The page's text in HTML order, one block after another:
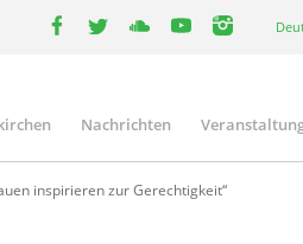
Nachrichten
inspirieren zur Gerechtigkeit“